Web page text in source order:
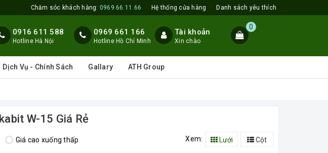
Chăm sóc khách hàng: 0969.66.11.66 Hệ thống cửa hàng Danh sách yêu thích
0916 611 588
Hotline Hà Nội
0969 661 166
Hotline Hồ Chí Minh
Tài khoản
Xin chào
0
Dịch Vụ - Chính Sách Gallary ATH Group
W-15 Giá Rẻ
Giá cao xuống thấp Xem: Lưới Cột